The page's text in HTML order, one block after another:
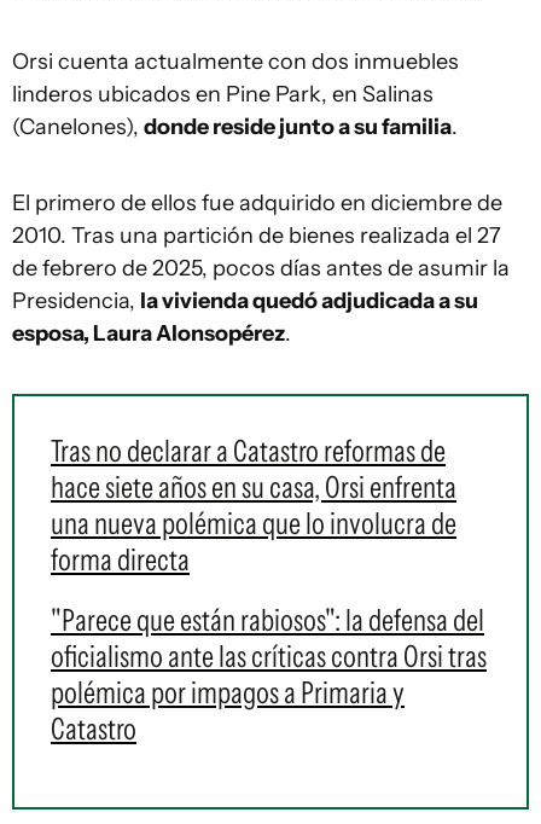
Orsi cuenta actualmente con dos inmuebles
linderos ubicados en Pine Park, en Salinas
(Canelones), donde reside junto a su familia.
El primero de ellos fue adquirido en diciembre de
2010. Tras una partición de bienes realizada el 27
de febrero de 2025, pocos días antes de asumir la
Presidencia, la vivienda quedó adjudicada a su
esposa, Laura Alonsopérez.
Tras no declarar a Catastro reformas de
hace siete años en su casa, Orsi enfrenta
una nueva polémica que lo involucra de
forma directa
"Parece que están rabiosos": la defensa del
oficialismo ante las críticas contra Orsi tras
polémica por impagos a Primaria y
Catastro